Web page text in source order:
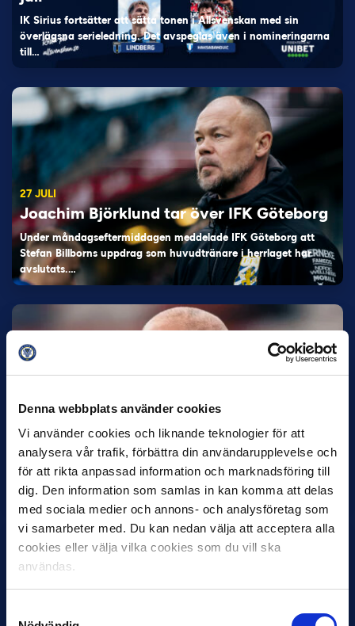
Denna webbplats använder cookies
Vi använder cookies och liknande teknologier för att
analysera vår trafik, förbättra din användarupplevelse och
för att rikta anpassad information och marknadsföring till
dig. Den information som samlas in kan komma att delas
med sociala medier och annons- och analysföretag som
vi samarbeter med. Du kan nedan välja att acceptera alla
cookies eller välja vilka cookies som du vill ska
användas.
IK Sirius fortsätter att sätta tonen i Allsvenskan med sin
överlägsna serieledning. Det avspeglas även i nomineringarna
till…
27 JULI
Joachim Björklund tar över IFK Göteborg
Under måndagseftermiddagen meddelade IFK Göteborg att
Stefan Billborns uppdrag som huvudtränare i herrlaget har
avslutats.…
Helstrup ny tränare i Malmö FF
Inleder mot…